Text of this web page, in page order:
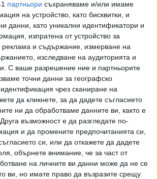
партньори съхраняваме и/или имаме
на устройство, като бисквитки, и
данни, като уникални идентификатори и
изпратена от устройство за
реклама и съдържание, измерване на
изследване на аудиторията и
С ваше разрешение ние и партньорите
точни данни за географско
чрез сканиране на
да кликнете, за да дадете съгласието
ни да обработваме данните ви, както е
възможност е да разгледате по-
и да промените предпочитанията си,
си, или да откажете да дадете
обърнете внимание, че за част от
на личните ви данни може да не се
ви, но имате право да възразите срещу
Разгледай всички
заплака с фентанилови сълзи
Разгледай всички